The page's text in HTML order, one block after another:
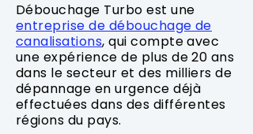
Débouchage Turbo est une
entreprise de débouchage de
canalisations, qui compte avec
une expérience de plus de 20 ans
dans le secteur et des milliers de
dépannage en urgence déjà
effectuées dans des différentes
régions du pays.